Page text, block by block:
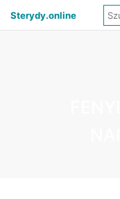
Sterydy.online